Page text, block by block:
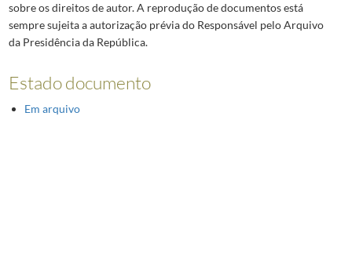
sobre os direitos de autor. A reprodução de documentos está
sempre sujeita a autorização prévia do Responsável pelo Arquivo
da Presidência da República.
Estado documento
Em arquivo